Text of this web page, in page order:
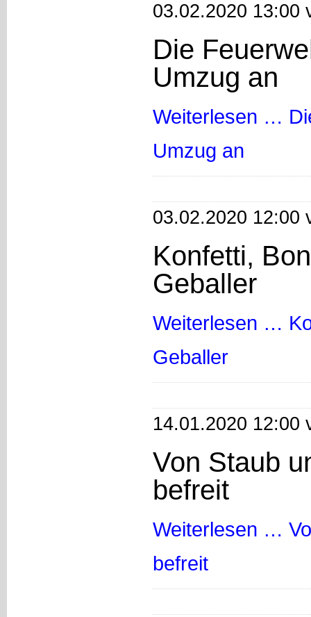
03.02.2020 13:00
Die
Umzug an
Weiterlesen …
Umzug an
03.02.2020 12:00
Konfetti,
Geballer
Weiterlesen …
Geballer
14.01.2020 12:00
Von Staub
befreit
Weiterlesen …
befreit